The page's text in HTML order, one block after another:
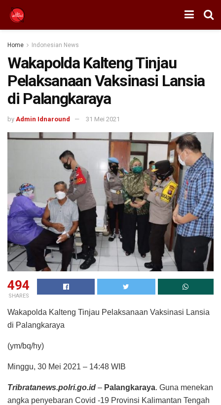
Home Indonesian News
Wakapolda Kalteng Tinjau
Pelaksanaan Vaksinasi Lansia
di Palangkaraya
by Admin Idnaround 31 Mei 2021
494
SHARES
Wakapolda Kalteng Tinjau Pelaksanaan Vaksinasi Lansia
di Palangkaraya
(ym/bq/hy)
Minggu, 30 Mei 2021 – 14:48 WIB
Tribratanews.polri.go.id – Palangkaraya. Guna menekan
angka penyebaran Covid -19 Provinsi Kalimantan Tengah